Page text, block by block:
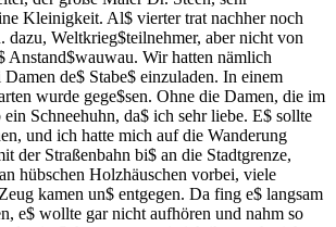
Kleinigkeit. Al$ vierter trat nachher noch
dazu, Weltkrieg$teilnehmer, aber nicht von
Anstand$wauwau. Wir hatten nämlich
de$ Stabe$ einzuladen. In einem
wurde gege$sen. Ohne die Damen, die im
Schneehuhn, da$ ich sehr liebe. E$ sollte
und ich hatte mich auf die Wanderung
der Straßenbahn bi$ an die Stadtgrenze,
hübschen Holzhäuschen vorbei, viele
kamen un$ entgegen. Da fing e$ langsam
e$ wollte gar nicht aufhören und nahm so